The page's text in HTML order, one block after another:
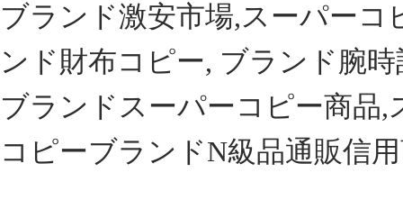
ブランド激安市場,スーパー
ンド財布コピー, ブランド腕
ブランドスーパーコピー商品
コピーブランドN級品通販信